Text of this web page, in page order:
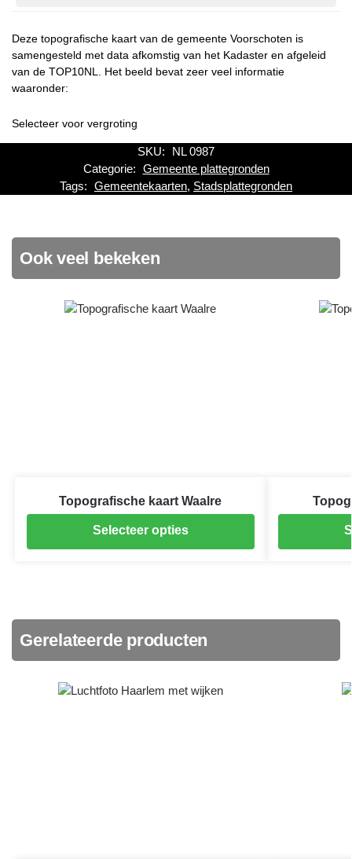
Deze topografische kaart van de gemeente Voorschoten is
samengesteld met data afkomstig van het Kadaster en afgeleid
van de TOP10NL. Het beeld bevat zeer veel informatie
waaronder:
Selecteer voor vergroting
SKU:
NL 0987
Categorie: Gemeente plattegronden
Tags: Gemeentekaarten, Stadsplattegronden
Ook veel bekeken
Topografische kaart Waalre
Selecteer opties
Gerelateerde producten